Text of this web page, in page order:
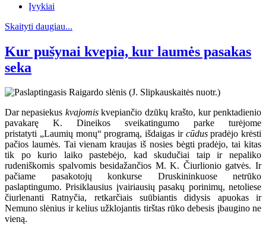
Įvykiai
Skaityti daugiau...
Kur pušynai kvepia, kur laumės pasakas
seka
Dar nepasiekus kvajomiskvepiančio dzūkų krašto, kur penktadienio
pavakarę K. Dineikos sveikatingumo parke turėjome
pristatyti „Laumių monų“ programą, išdaigas ir cūduspradėjo krėsti
pačios laumės. Tai vienam kraujas iš nosies bėgti pradėjo, tai kitas
tik po kurio laiko pastebėjo, kad skudučiai taip ir nepaliko
rudeniškomis spalvomis besidažančios M. K. Čiurlionio gatvės. Ir
pačiame pasakotojų konkurse Druskininkuose netrūko
paslaptingumo. Prisiklausius įvairiausių pasakų porinimų, netoliese
čiurlenanti Ratnyčia, retkarčiais suūbiantis didysis apuokas ir
Nemuno slėnius ir kelius užklojantis tirštas rūko debesis įbaugino ne
vieną.